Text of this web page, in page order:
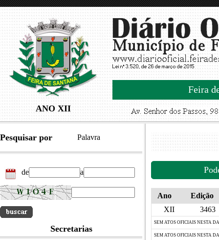
ANO XII
Feira
Pesquisar por Palavra
de a
Secretarias
Ano
Edição
XII
3463
SEM ATOS OFICIAIS NESTA
SEM ATOS OFICIAIS NESTA